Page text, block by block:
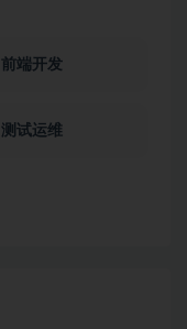
前端开发
测试运维